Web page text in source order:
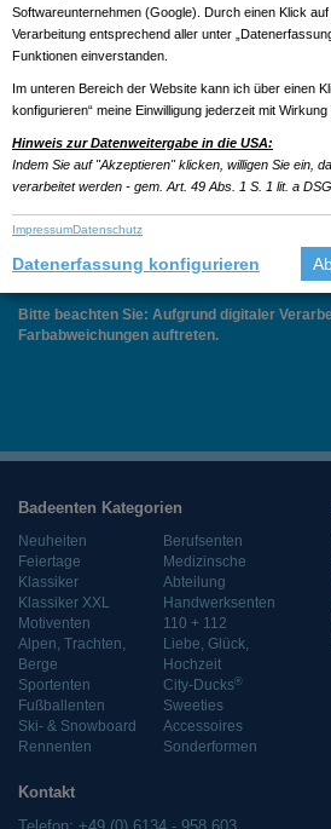
Bitte beachten Sie: Aufgrund digitaler
Farbabweichungen auftreten.
Badeenten Kategorien
Neuheiten
Feiertage
Klassiker
Klassiker XXL
Motiventen
Alpen, Trachten,
Berge
Sportenten
Fußballenten
Ski- & Snowboard
Rennenten
Berufsenten
Medizinsche
Abteilung
Handwerksenten
110 + 112
Liebe, Glück,
Hochzeit
City-Ducks®
Sweeties
Accessoires
Sonderformen
Kontakt
Softwareunternehmen (Google). Durch einen Klick auf
Verarbeitung entsprechend aller unter
Funktionen einverstanden.
Im unteren Bereich der Website kann ich über einen
konfigurieren“ meine Einwilligung jederzeit mit
Hinweis zur Datenweitergabe in die USA:
Indem Sie auf "Akzeptieren" klicken, willigen Sie ein,
verarbeitet werden - gem. Art. 49 Abs. 1 S. 1 lit. a
ImpressumDatenschutz
Datenerfassung konfigurieren